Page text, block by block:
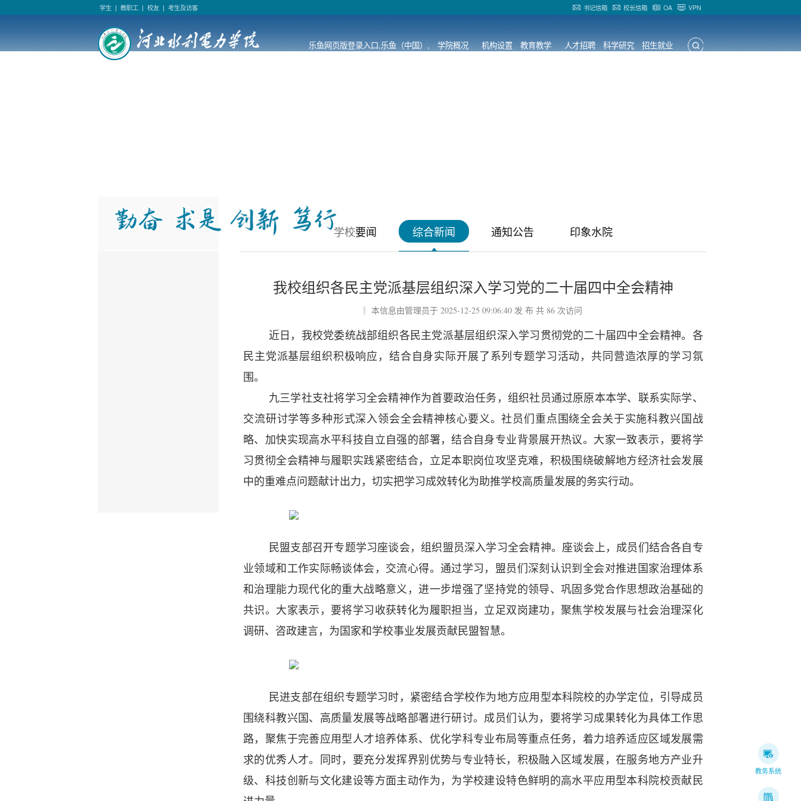
学生 | 教职工 | 校友 | 考生及访客 书记信箱 校长信箱 OA VPN
乐鱼网页版登录入口,乐鱼（中国）, 学院概况 机构设置 教育教学 人才招聘 科学研究 招生就业
教务系统
学校要闻 综合新闻 通知公告 印象水院
我校组织各民主党派基层组织深入学习党的二十届四中全会精神
本信息由管理员于2025-12-25 09:06:40 发 布 共 86 次访问
近日，我校党委统战部组织各民主党派基层组织深入学习贯彻党的二十届四中全会精神。各
民主党派基层组织积极响应，结合自身实际开展了系列专题学习活动，共同营造浓厚的学习氛
围。
九三学社支社将学习全会精神作为首要政治任务，组织社员通过原原本本学、联系实际学、
交流研讨学等多种形式深入领会全会精神核心要义。社员们重点围绕全会关于实施科教兴国战
略、加快实现高水平科技自立自强的部署，结合自身专业背景展开热议。大家一致表示，要将学
习贯彻全会精神与履职实践紧密结合，立足本职岗位攻坚克难，积极围绕破解地方经济社会发展
中的重难点问题献计出力，切实把学习成效转化为助推学校高质量发展的务实行动。
民盟支部召开专题学习座谈会，组织盟员深入学习全会精神。座谈会上，成员们结合各自专
业领域和工作实际畅谈体会，交流心得。通过学习，盟员们深刻认识到全会对推进国家治理体系
和治理能力现代化的重大战略意义，进一步增强了坚持党的领导、巩固多党合作思想政治基础的
共识。大家表示，要将学习收获转化为履职担当，立足双岗建功，聚焦学校发展与社会治理深化
调研、咨政建言，为国家和学校事业发展贡献民盟智慧。
民进支部在组织专题学习时，紧密结合学校作为地方应用型本科院校的办学定位，引导成员
围绕科教兴国、高质量发展等战略部署进行研讨。成员们认为，要将学习成果转化为具体工作思
路，聚焦于完善应用型人才培养体系、优化学科专业布局等重点任务，着力培养适应区域发展需
求的优秀人才。同时，要充分发挥界别优势与专业特长，积极融入区域发展，在服务地方产业升
级、科技创新与文化建设等方面主动作为，为学校建设特色鲜明的高水平应用型本科院校贡献民